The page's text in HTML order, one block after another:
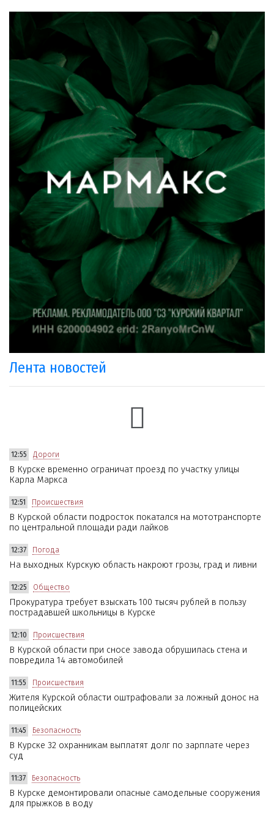
Лента новостей
12:55 Дороги
В Курске временно ограничат проезд по участку улицы
Карла Маркса
12:51 Происшествия
В Курской области подросток покатался на мототранспорте
по центральной площади ради лайков
12:37 Погода
На выходных Курскую область накроют грозы, град и ливни
12:25 Общество
Прокуратура требует взыскать 100 тысяч рублей в пользу
пострадавшей школьницы в Курске
12:10 Происшествия
В Курской области при сносе завода обрушилась стена и
повредила 14 автомобилей
11:55 Происшествия
Жителя Курской области оштрафовали за ложный донос на
полицейских
11:45 Безопасность
В Курске 32 охранникам выплатят долг по зарплате через
суд
11:37 Безопасность
В Курске демонтировали опасные самодельные сооружения
для прыжков в воду